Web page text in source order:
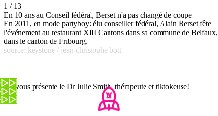
1 / 13
En 10 ans au Conseil fédéral, Berset n'a pas changé de coupe
En 2011, en mode partyboy: élu conseiller fédéral, Alain Berset fête
l'événement au restaurant XIII Cantons dans sa commune de Belfaux,
dans le canton de Fribourg.
source: keystone / jean-christophe bott
On vous présente le Dr Julie Smith, thérapeute et tiktokeuse!